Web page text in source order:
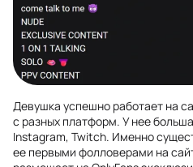
Девушка успешно работает на
с разных платформ. У нее
Instagram, Twitch. Именно
ее первыми фолловерами на